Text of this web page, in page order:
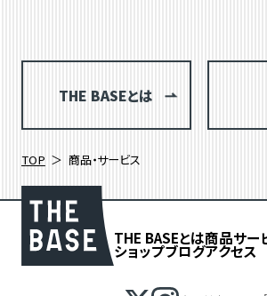
THE BASEとは
TOP 商品・サービス
THE BASEとは商品サー
ショップブログアクセス